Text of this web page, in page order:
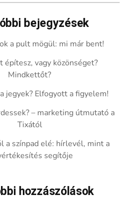
bejegyzések
a pult mögül: mi már bent!
építesz, vagy közönséget?
Mindkettőt?
jegyek? Elfogyott a figyelem!
– marketing útmutató a
Tixától
a színpad elé: hírlevél, mint a
segítője
hozzászólások